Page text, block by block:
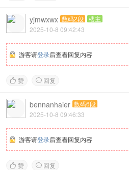
yjmwxwx 数码2段 楼主
2025-10-8 09:42:43
游客请登录后查看回复内容
 赞  回复
bennanhaier 数码6段
2025-10-8 09:46:33
游客请登录后查看回复内容
 赞  回复